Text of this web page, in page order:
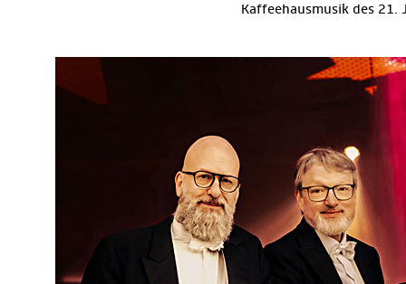
Kaffeehausmusik des 21.